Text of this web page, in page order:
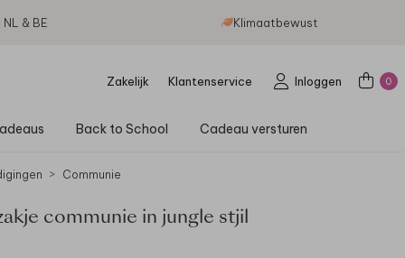
& BE Klimaatbewust
Zakelijk Klantenservice Inloggen 0
Back to School Cadeau versturen
Communie
communie in jungle stjil